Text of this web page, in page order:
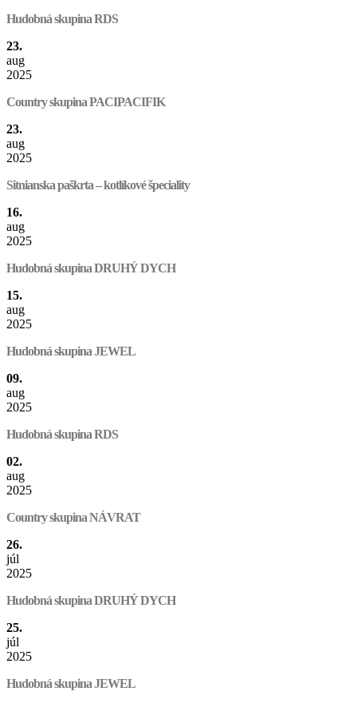
Hudobná skupina RDS
23.
aug
2025
Country skupina PACIPACIFIK
23.
aug
2025
Sitnianska paškrta – kotlíkové špeciality
16.
aug
2025
Hudobná skupina DRUHÝ DYCH
15.
aug
2025
Hudobná skupina JEWEL
09.
aug
2025
Hudobná skupina RDS
02.
aug
2025
Country skupina NÁVRAT
26.
júl
2025
Hudobná skupina DRUHÝ DYCH
25.
júl
2025
Hudobná skupina JEWEL